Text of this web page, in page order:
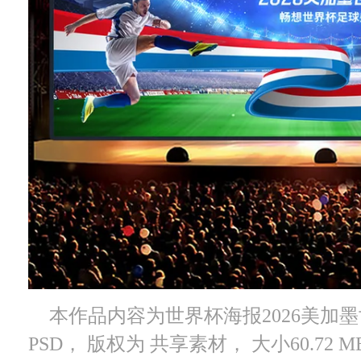
本作品内容为世界杯海报2026美加
PSD， 版权为 共享素材， 大小60.72